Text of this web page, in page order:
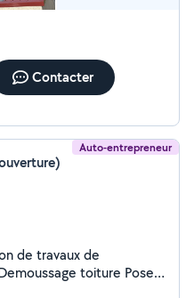
Entretien
Contacter
Auto-entrepreneur
de travaux de